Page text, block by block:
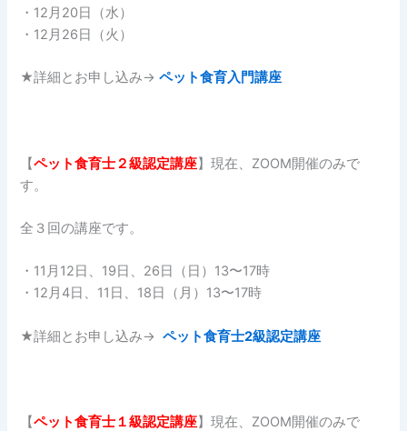
・12月20日（水）
・12月26日（火）
★詳細とお申し込み→ペット食育入門講座
【ペット食育士２級認定講座】現在、ZOOM開催のみで
す。
全３回の講座です。
・11月12日、19日、26日（日）13〜17時
・12月4日、11日、18日（月）13〜17時
★詳細とお申し込み→ペット食育士2級認定講座
【ペット食育士１級認定講座】現在、ZOOM開催のみで